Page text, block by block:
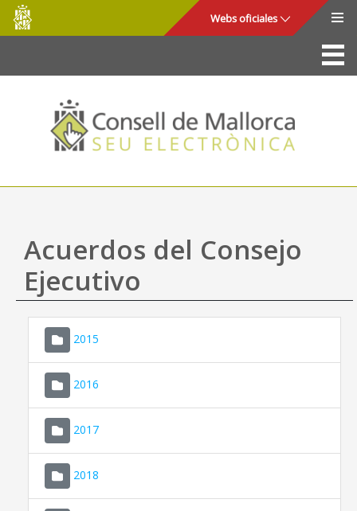
Saltar al contenido principal
Consell
de
Mallorca
Webs oficiales
La Sede
Consejo de Mallorca
Acceso y seguridad
Utilidades
Mapa web
Ayuda
Acuerdos del Consejo
Ejecutivo
2015
2016
2017
2018